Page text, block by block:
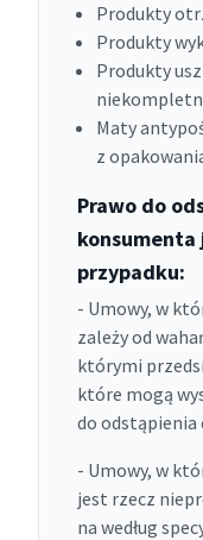
Produkty
Produkty
Produkty
Maty
z
Prawo do
konsumenta
przypadku:
- Umowy, w
zależy od
którymi
które mogą
do odstąpienia
- Umowy, w
jest rzecz
na według